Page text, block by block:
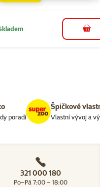
do
poradí
Špičkové
Vlastní vývoj a
321 000 180
Po–Pá 7:00 – 18:00